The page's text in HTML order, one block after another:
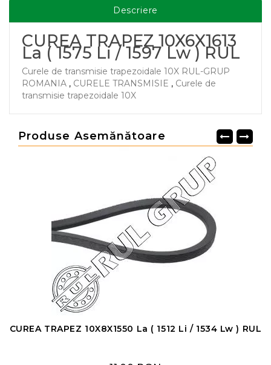
Descriere
CUREA TRAPEZ 10X6X1613
La ( 1575 Li / 1597 Lw ) RUL
Curele de transmisie trapezoidale 10X RUL-GRUP
ROMANIA , CURELE TRANSMISIE , Curele de
transmisie trapezoidale 10X
Produse Asemănătoare
CUREA TRAPEZ 10X8X1550 La ( 1512 Li / 1534 Lw ) RUL